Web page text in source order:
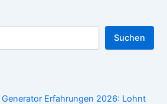
Suchen
Erfahrungen 2026: Lohnt